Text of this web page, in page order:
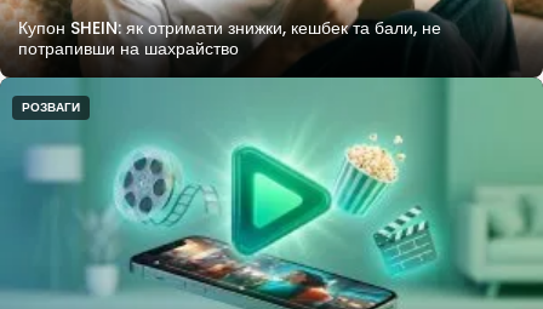
Купон SHEIN: як отримати знижки, кешбек та бали, не
потрапивши на шахрайство
РОЗВАГИ